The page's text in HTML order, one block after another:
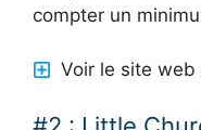
compter un
Voir le site web